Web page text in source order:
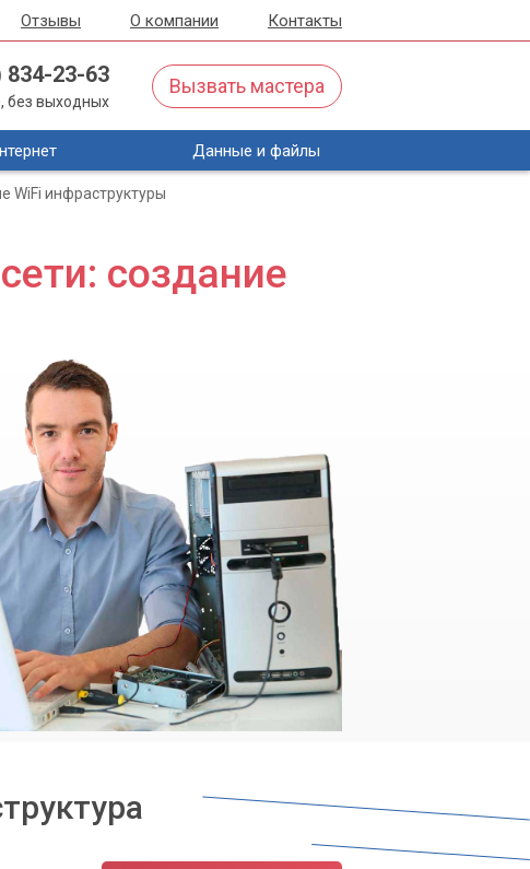
Отзывы О компании Контакты
834-23-63
без выходных
Вызвать мастера
Данные и файлы
WiFi инфраструктуры
создание